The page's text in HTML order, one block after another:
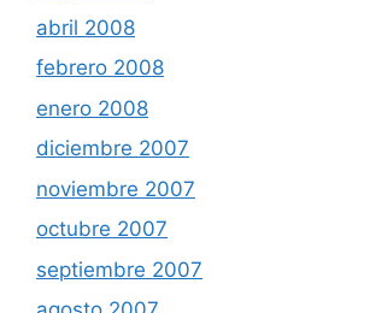
abril 2008
febrero 2008
enero 2008
diciembre 2007
noviembre 2007
octubre 2007
septiembre 2007